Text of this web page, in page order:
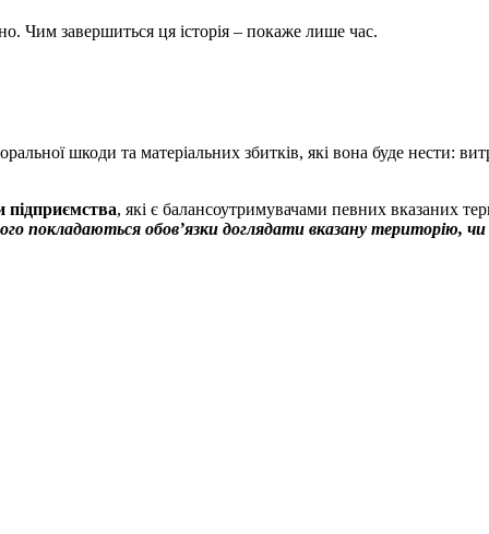
Чим завершиться ця історія – покаже лише час.
шкоди та матеріальних збитків, які вона буде нести:
підприємства, які є балансоутримувачами певних вказаних
покладаються обов’язки доглядати вказану територію, чи